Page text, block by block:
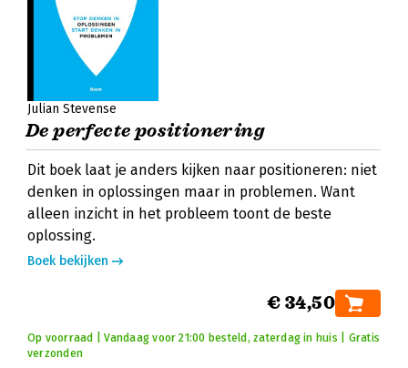
Julian Stevense
De perfecte positionering
Dit boek laat je anders kijken naar positioneren: niet
denken in oplossingen maar in problemen. Want
alleen inzicht in het probleem toont de beste
oplossing.
Boek bekijken
€ 34,50
Op voorraad | Vandaag voor 21:00 besteld, zaterdag in huis | Gratis
verzonden